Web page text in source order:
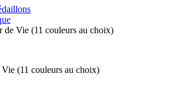
de Vie (11 couleurs au choix)